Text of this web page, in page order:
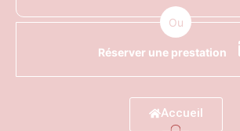
Ou
Réserver une prestation
Accueil